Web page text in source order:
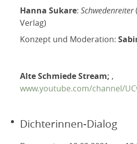
Hanna Sukare: Schwedenreiter
Verlag)
Konzept und Moderation:
Alte Schmiede Stream; ,
www.youtube.com/channel/
Dichterinnen-Dialog